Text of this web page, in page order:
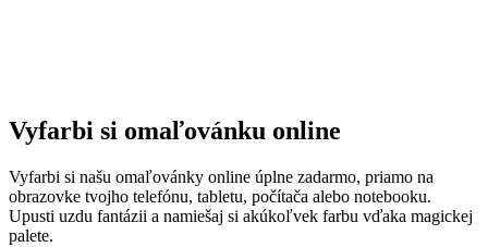
Vyfarbi si omaľovánku online
Vyfarbi si našu omaľovánky online úplne zadarmo, priamo na
obrazovke tvojho telefónu, tabletu, počítača alebo notebooku.
Upusti uzdu fantázii a namiešaj si akúkoľvek farbu vďaka magickej
palete.